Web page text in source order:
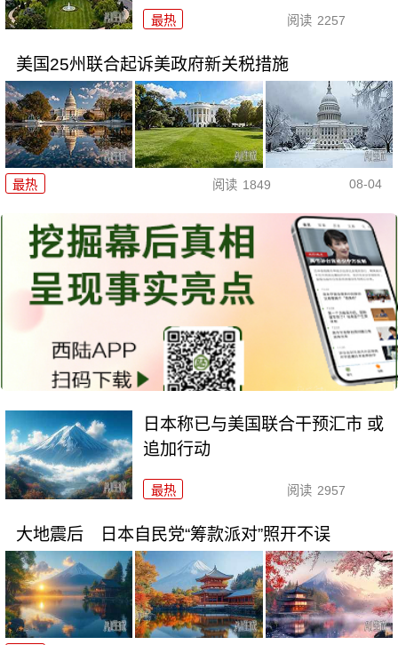
最热 阅读 2257
美国25州联合起诉美政府新关税措施
最热 阅读 1849 08-04
日本称已与美国联合干预汇市 或
追加行动
最热 阅读 2957
大地震后 日本自民党“筹款派对”照开不误